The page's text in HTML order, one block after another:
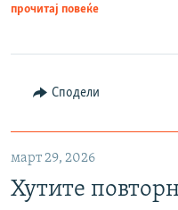
прочитај повеќе
Сподели
март 29, 2026
Хутите